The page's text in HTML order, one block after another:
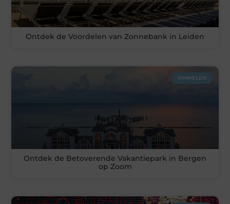
Ontdek de Voordelen van Zonnebank in Leiden
WINKELEN
Ontdek de Betoverende Vakantiepark in Bergen
op Zoom